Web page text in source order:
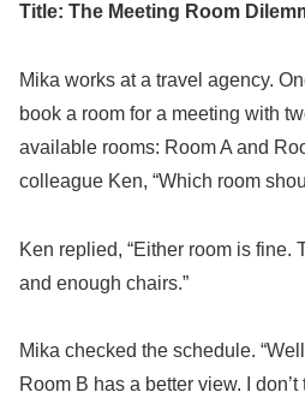
Title: The Meeting Room
Mika works at a travel agency.
book a room for a meeting with
available rooms: Room A and
colleague Ken, “Which room
Ken replied, “Either room is fine.
and enough chairs.”
Mika checked the schedule.
Room B has a better view. I